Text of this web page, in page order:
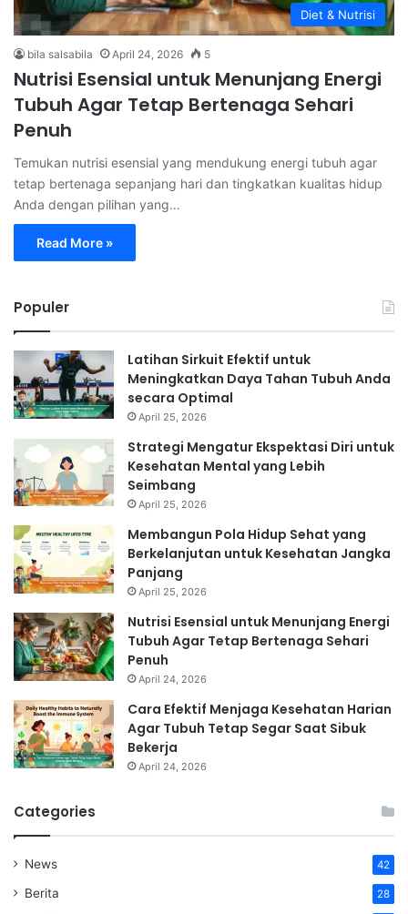
Diet & Nutrisi
bila salsabila April 24, 2026 5
Nutrisi Esensial untuk Menunjang Energi
Tubuh Agar Tetap Bertenaga Sehari
Penuh
Temukan nutrisi esensial yang mendukung energi tubuh agar
tetap bertenaga sepanjang hari dan tingkatkan kualitas hidup
Anda dengan pilihan yang…
Read More »
Populer
Latihan Sirkuit Efektif untuk
Meningkatkan Daya Tahan Tubuh Anda
secara Optimal
April 25, 2026
Strategi Mengatur Ekspektasi Diri untuk
Kesehatan Mental yang Lebih
Seimbang
April 25, 2026
Membangun Pola Hidup Sehat yang
Berkelanjutan untuk Kesehatan Jangka
Panjang
April 25, 2026
Nutrisi Esensial untuk Menunjang Energi
Tubuh Agar Tetap Bertenaga Sehari
Penuh
April 24, 2026
Cara Efektif Menjaga Kesehatan Harian
Agar Tubuh Tetap Segar Saat Sibuk
Bekerja
April 24, 2026
Categories
News 42
Berita 28